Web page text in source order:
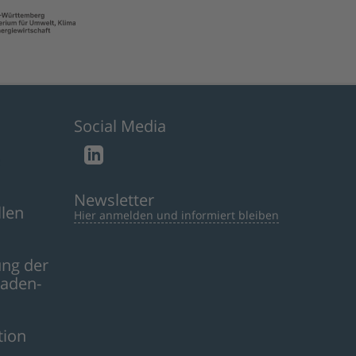
der
Social Media
Newsletter
Hier anmelden und informiert bleiben